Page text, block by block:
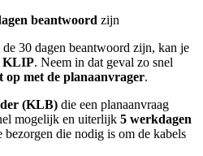
beantwoord zijn
30 dagen beantwoord zijn, kan je
KLIP. Neem in dat geval zo snel
op met de planaanvrager.
(KLB) die een planaanvraag
mogelijk en uiterlijk 5 werkdagen
bezorgen die nodig is om de kabels